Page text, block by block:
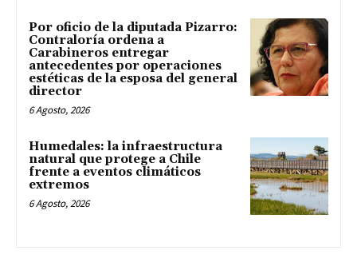
Por oficio de la diputada Pizarro:
Contraloría ordena a
Carabineros entregar
antecedentes por operaciones
estéticas de la esposa del general
director
6 Agosto, 2026
Humedales: la infraestructura
natural que protege a Chile
frente a eventos climáticos
extremos
6 Agosto, 2026